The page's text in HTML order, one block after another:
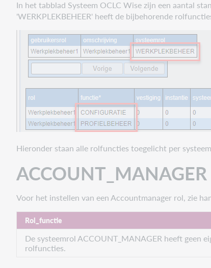
API_MANAGEMENT
BAHBEH
BALIE
BESTANDSBEHEER
BESTELLEN
CONNEXION
DOCENT
EXEMPLAARBEHEER
KSM
RAPPORTAGES
TITELBEHEER
TW_BEHEER
WERKPLEKBEHEER
WISE_BEHEERDER
In het tabblad Systeem OCLC Wise zijn een aantal
'WERKPLEKBEHEER' heeft de bijbehorende
Hieronder staan alle rolfuncties toegelicht per
ACCOUNT_MANAGER
Voor het instellen van een Accountmanager rol, zie
Rol_functie
De systeemrol ACCOUNT_MANAGER heeft geen
rolfuncties.